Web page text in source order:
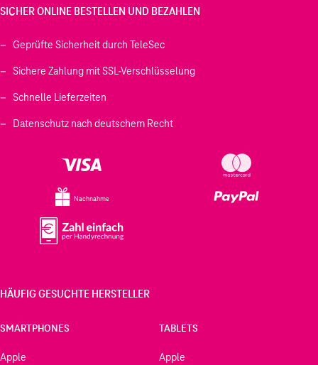
SICHER ONLINE BESTELLEN UND BEZAHLEN
Geprüfte Sicherheit durch TeleSec
Sichere Zahlung mit SSL-Verschlüsselung
Schnelle Lieferzeiten
Datenschutz nach deutschem Recht
Nachnahme
HÄUFIG GESUCHTE HERSTELLER
SMARTPHONES
Apple
TABLETS
Apple